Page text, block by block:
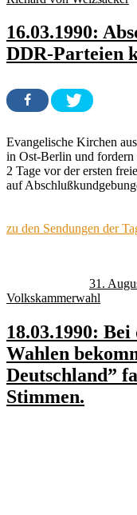
16.03.1990:
DDR-Parteien
Evangelische Kirchen
in Ost-Berlin und fordern
2 Tage vor der ersten
auf
zu den Sendungen der
31.
Volkskammerwahl
18.03.1990:
Wahlen
Deutschland”
Stimmen.